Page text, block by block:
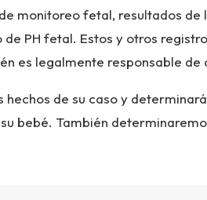
monitoreo fetal, resultados de
PH fetal. Estos y otros
es legalmente responsable de
de su caso y
bebé. También